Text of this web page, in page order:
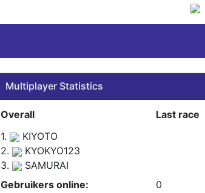
Multiplayer Statistics
Overall
Last race
1.
KIYOTO
2.
KYOKYO123
3.
SAMURAI
Gebruikers online:
0